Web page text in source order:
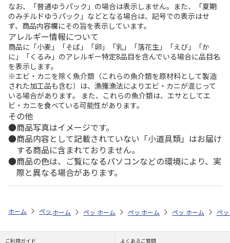
なお、「普通ゆうパック」の場合は表示しません。また、「夏期
のみチルドゆうパック」などとなる場合は、記号での表示はせ
ず、商品内容欄にその旨を表示しています。
アレルギー情報について
商品に「小麦」「そば」「卵」「乳」「落花生」「えび」「か
に」「くるみ」のアレルギー特定8品目を含んでいる場合に品目名
を表示します。
※エビ・カニを除く魚介類（これらの魚介類を原材料として製造
された加工品も含む）は、漁獲漁法によりエビ・カニが混じって
いる場合があります。 また、これらの魚介類は、エサとしてエ
ビ・カニを食べている可能性があります。
その他
商品写真はイメージです。
商品内容として記載されていない「小道具類」はお届け
する商品に含まれておりません。
商品の色は、ご覧になるパソコンなどの環境により、実
際と異なる場合があります。
ホーム ペットストア フード フード（鳥用） インコ共通 ク
ホーム ペットストア フード フード（鳥用） セ
ホーム ペットストア フード フード
ホーム ペットストア フ
ホーム ペ
ご利用ガイド よくあるご質問